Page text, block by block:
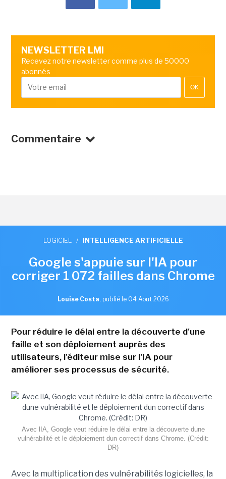
NEWSLETTER LMI
Recevez notre newsletter comme plus de 50000
abonnés
OK
Commentaire
LOGICIEL / INTELLIGENCE ARTIFICIELLE
Google s'appuie sur l'IA pour
corriger 1 072 failles dans Chrome
Louise Costa, publié le 04 Aout 2026
Pour réduire le délai entre la découverte d'une
faille et son déploiement auprès des
utilisateurs, l'éditeur mise sur l'IA pour
améliorer ses processus de sécurité.
Avec lIA, Google veut réduire le délai entre la découverte dune
vulnérabilité et le déploiement dun correctif dans Chrome. (Crédit:
DR)
Avec la multiplication des vulnérabilités logicielles, la